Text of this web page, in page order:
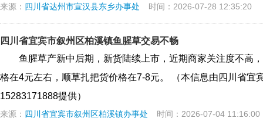
来源： 四川省达州市宣汉县东乡办事处 时间：2026-07-28 12:35:20
四川省宜宾市叙州区柏溪镇鱼腥草交易不畅
鱼腥草产新中后期，新货陆续上市，近期商家关注度不高
格在4元左右，顺草扎把货价格在7-8元。 （本信息由四川省宜
15283171888提供）
来源： 四川省宜宾市叙州区柏溪镇办事处 时间：2026-07-04 11:16:00